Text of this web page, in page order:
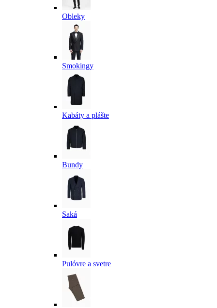
Obleky
Smokingy
Kabáty a plášte
Bundy
Saká
Pulóvre a svetre